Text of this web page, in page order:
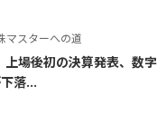
マスターへの道
上場後初の決算発表、数字
落...